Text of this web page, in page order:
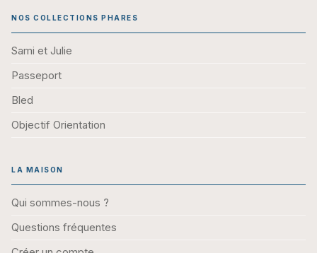
NOS COLLECTIONS PHARES
Sami et Julie
Passeport
Bled
Objectif Orientation
LA MAISON
Qui sommes-nous ?
Questions fréquentes